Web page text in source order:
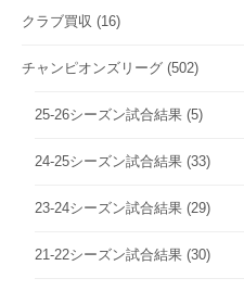
クラブ買収 (16)
チャンピオンズリーグ (502)
25-26シーズン試合結果 (5)
24-25シーズン試合結果 (33)
23-24シーズン試合結果 (29)
21-22シーズン試合結果 (30)